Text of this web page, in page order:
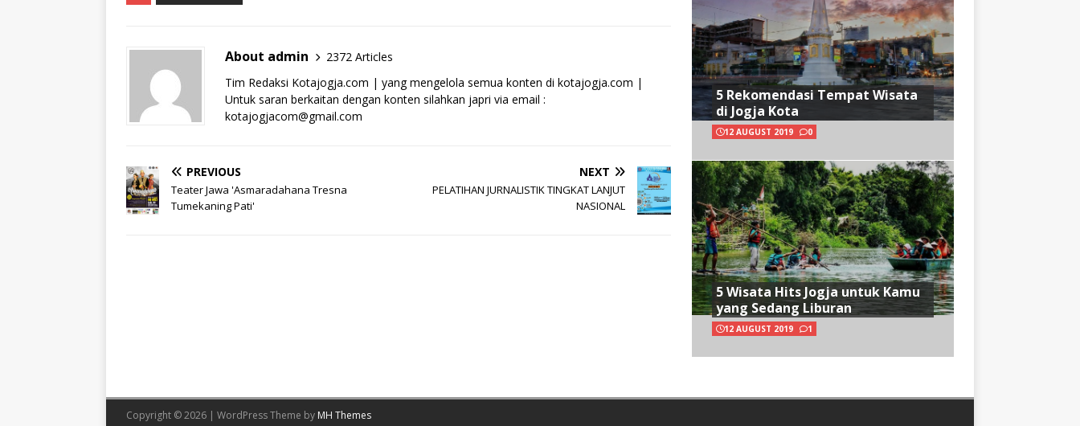
About admin
2372 Articles
Tim Redaksi Kotajogja.com | yang mengelola semua konten di kotajogja.com |
Untuk saran berkaitan dengan konten silahkan japri via email :
kotajogjacom@gmail.com
PREVIOUS
Teater Jawa 'Asmaradahana Tresna
Tumekaning Pati'
NEXT
PELATIHAN JURNALISTIK TINGKAT LANJUT
NASIONAL
5 Rekomendasi Tempat Wisata
di Jogja Kota
12 AUGUST 2019 0
5 Wisata Hits Jogja untuk Kamu
yang Sedang Liburan
12 AUGUST 2019 1
Copyright © 2026 | WordPress Theme by MH Themes